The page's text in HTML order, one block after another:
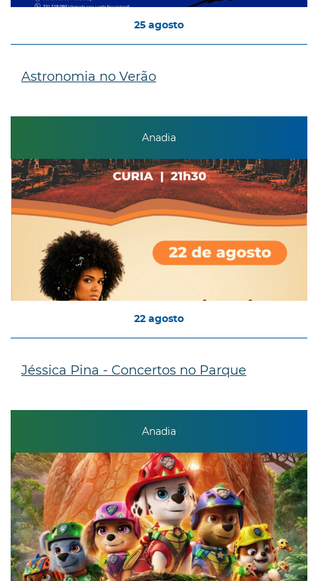
25 agosto
Astronomia no Verão
Anadia
22 agosto
Jéssica Pina - Concertos no Parque
Anadia